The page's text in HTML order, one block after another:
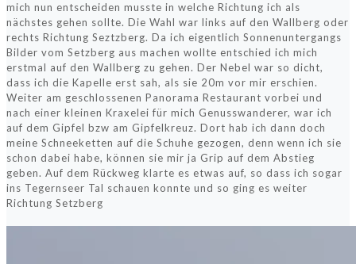
mich nun entscheiden musste in welche Richtung ich als
nächstes gehen sollte. Die Wahl war links auf den Wallberg oder
rechts Richtung Seztzberg. Da ich eigentlich Sonnenuntergangs
Bilder vom Setzberg aus machen wollte entschied ich mich
erstmal auf den Wallberg zu gehen. Der Nebel war so dicht,
dass ich die Kapelle erst sah, als sie 20m vor mir erschien.
Weiter am geschlossenen Panorama Restaurant vorbei und
nach einer kleinen Kraxelei für mich Genusswanderer, war ich
auf dem Gipfel bzw am Gipfelkreuz. Dort hab ich dann doch
meine Schneeketten auf die Schuhe gezogen, denn wenn ich sie
schon dabei habe, können sie mir ja Grip auf dem Abstieg
geben. Auf dem Rückweg klarte es etwas auf, so dass ich sogar
ins Tegernseer Tal schauen konnte und so ging es weiter
Richtung Setzberg